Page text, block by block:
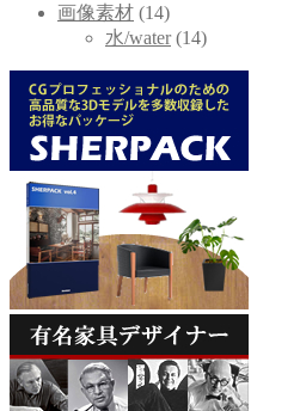
画像素材 (14)
水/water (14)